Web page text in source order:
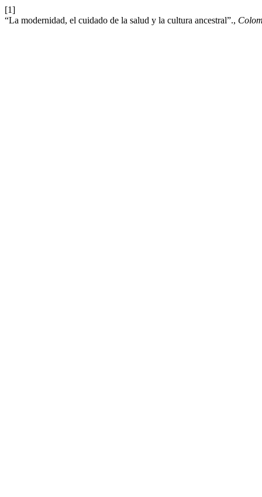
[1]
“La modernidad, el cuidado de la salud y la cultura ancestral”.,